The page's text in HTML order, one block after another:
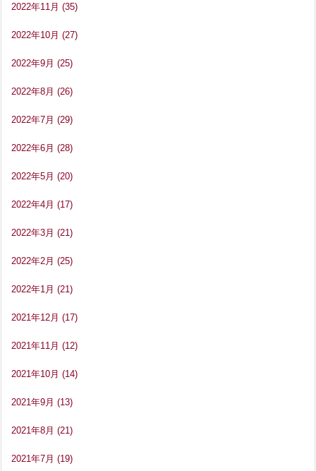
2022年11月 (35)
2022年10月 (27)
2022年9月 (25)
2022年8月 (26)
2022年7月 (29)
2022年6月 (28)
2022年5月 (20)
2022年4月 (17)
2022年3月 (21)
2022年2月 (25)
2022年1月 (21)
2021年12月 (17)
2021年11月 (12)
2021年10月 (14)
2021年9月 (13)
2021年8月 (21)
2021年7月 (19)